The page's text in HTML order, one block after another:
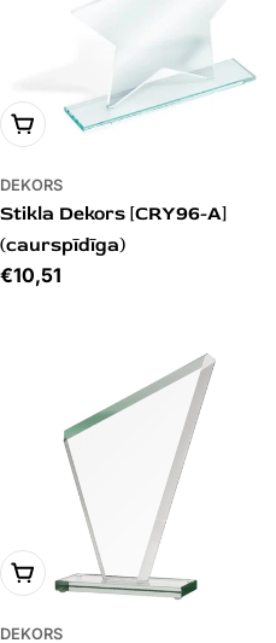
PIEVIENOT GROZAM
DEKORS
Stikla Dekors [CRY96-A]
(caurspīdīga)
Cena
€10,51
PIEVIENOT GROZAM
DEKORS